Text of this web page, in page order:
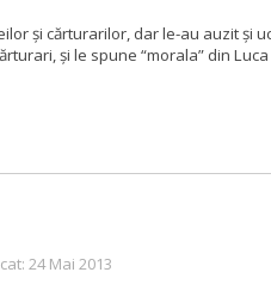
și cărturarilor, dar le-au auzit și
și le spune “morala” din
24 Mai 2013